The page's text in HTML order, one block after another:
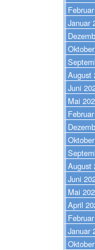
Januar
August
Juni
Mai
August
Juni
Mai
April
Januar